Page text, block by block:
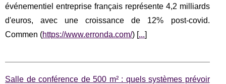
événementiel entreprise français représente 4,2 milliards
d'euros, avec une croissance de 12% post-covid.
Commen (https://www.erronda.com/) [...]
Salle de conférence de 500 m² : quels systèmes prévoir